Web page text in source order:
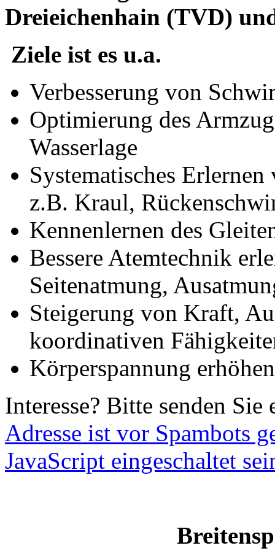
Dreieichenhain (TVD)
Ziele ist es u.a.
Verbesserung von
Optimierung des
Wasserlage
Systematisches
z.B. Kraul,
Kennenlernen des
Bessere Atemtechnik
Seitenatmung,
Steigerung von Kraft,
koordinativen
Körperspannung
Interesse? Bitte senden
Adresse ist vor Spambots
JavaScript eingeschaltet